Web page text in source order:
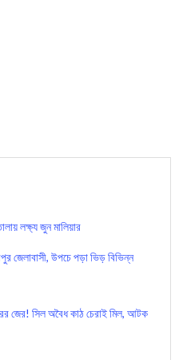
লক্ষ্য জুন মালিয়ার
জেলাবাসী, উপচে পড়া ভিড় বিভিন্ন
সিল অবৈধ কাঠ চেরাই মিল, আটক